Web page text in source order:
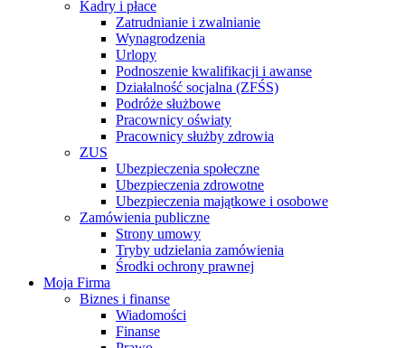
Kadry i płace
Zatrudnianie i zwalnianie
Wynagrodzenia
Urlopy
Podnoszenie kwalifikacji i awanse
Działalność socjalna (ZFŚS)
Podróże służbowe
Pracownicy oświaty
Pracownicy służby zdrowia
ZUS
Ubezpieczenia społeczne
Ubezpieczenia zdrowotne
Ubezpieczenia majątkowe i osobowe
Zamówienia publiczne
Strony umowy
Tryby udzielania zamówienia
Środki ochrony prawnej
Moja Firma
Biznes i finanse
Wiadomości
Finanse